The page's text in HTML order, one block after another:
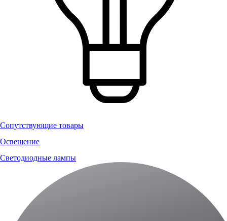
Сопутствующие товары
Освещение
Светодиодные лампы